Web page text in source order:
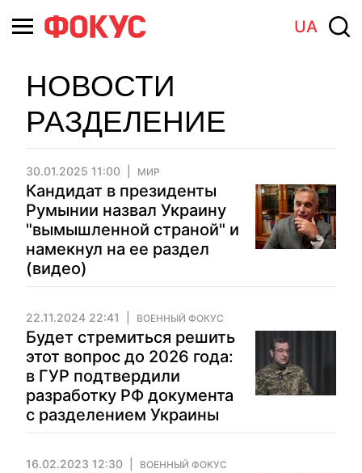
UA
НОВОСТИ
РАЗДЕЛЕНИЕ
30.01.2025 11:00 МИР
Кандидат в президенты
Румынии назвал Украину
"вымышленной страной" и
намекнул на ее раздел
(видео)
22.11.2024 22:41 ВОЕННЫЙ ФОКУС
Будет стремиться решить
этот вопрос до 2026 года:
в ГУР подтвердили
разработку РФ документа
с разделением Украины
16.02.2023 12:30 ВОЕННЫЙ ФОКУС